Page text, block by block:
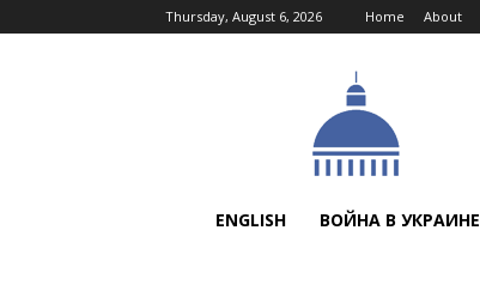
Thursday, August 6, 2026 Home About
ENGLISH ВОЙНА В УКРАИНЕ